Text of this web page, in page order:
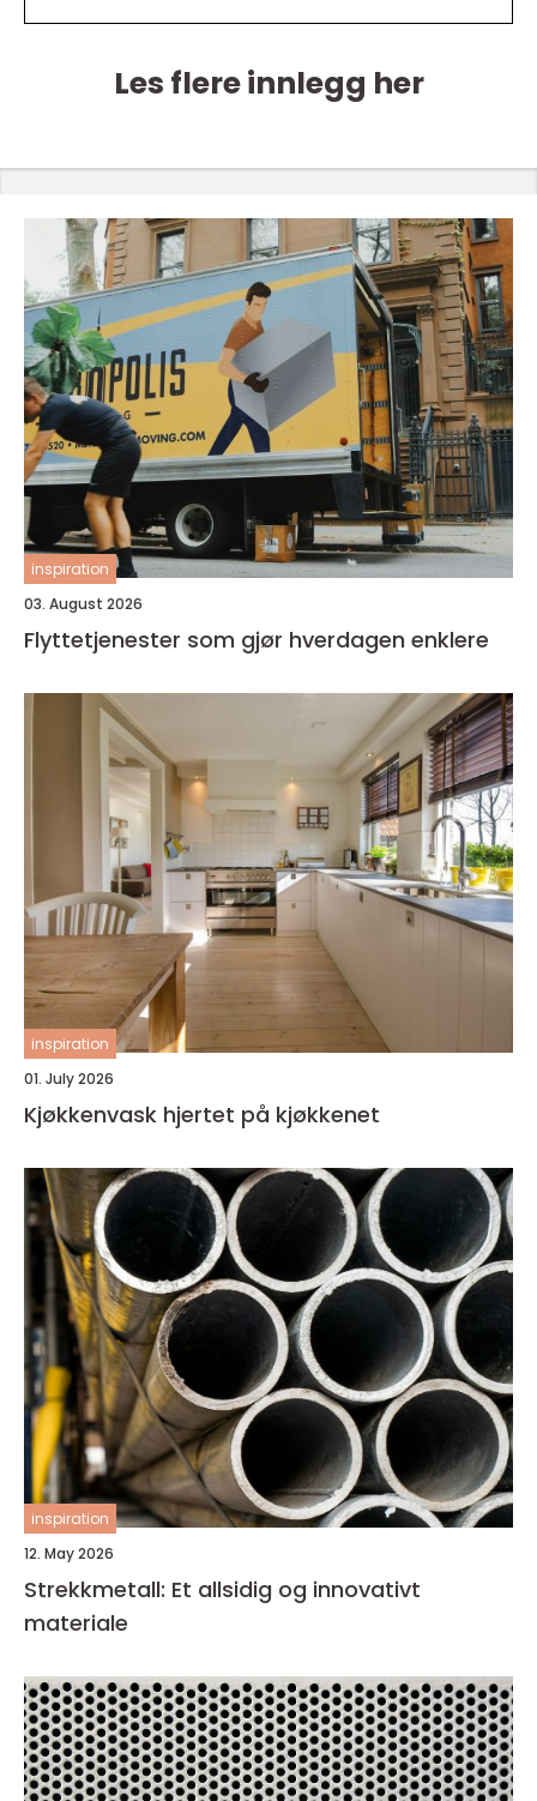
Les flere innlegg her
inspiration
03. August 2026
Flyttetjenester som gjør hverdagen enklere
inspiration
01. July 2026
Kjøkkenvask hjertet på kjøkkenet
inspiration
12. May 2026
Strekkmetall: Et allsidig og innovativt
materiale